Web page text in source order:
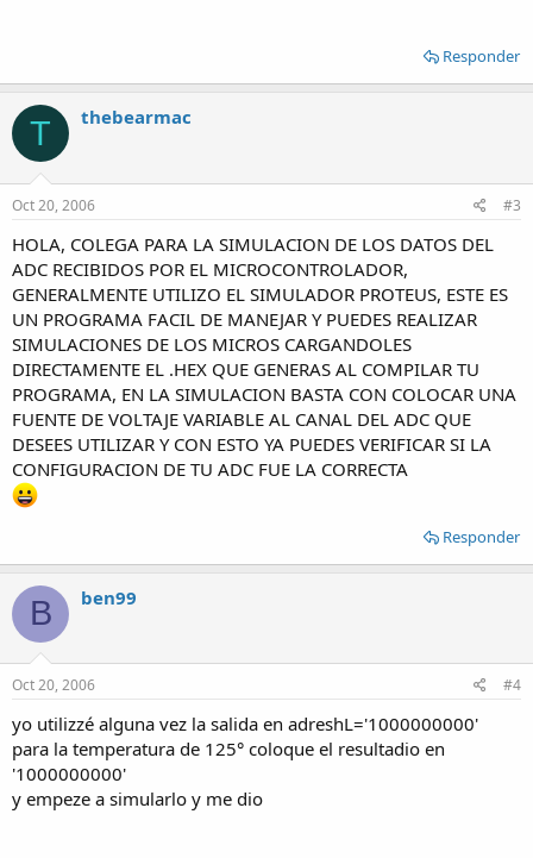
Responder
T thebearmac
Oct 20, 2006 #3
HOLA, COLEGA PARA LA SIMULACION DE LOS DATOS DEL
ADC RECIBIDOS POR EL MICROCONTROLADOR,
GENERALMENTE UTILIZO EL SIMULADOR PROTEUS, ESTE ES
UN PROGRAMA FACIL DE MANEJAR Y PUEDES REALIZAR
SIMULACIONES DE LOS MICROS CARGANDOLES
DIRECTAMENTE EL .HEX QUE GENERAS AL COMPILAR TU
PROGRAMA, EN LA SIMULACION BASTA CON COLOCAR UNA
FUENTE DE VOLTAJE VARIABLE AL CANAL DEL ADC QUE
DESEES UTILIZAR Y CON ESTO YA PUEDES VERIFICAR SI LA
CONFIGURACION DE TU ADC FUE LA CORRECTA
Responder
B ben99
Oct 20, 2006 #4
yo utilizzé alguna vez la salida en adreshL='1000000000'
para la temperatura de 125° coloque el resultadio en
'1000000000'
y empeze a simularlo y me dio